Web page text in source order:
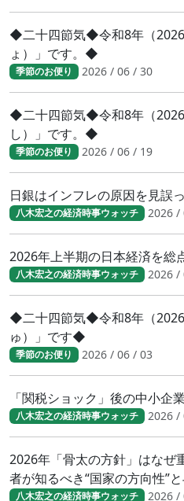
◆二十四節気◆令和8年（
ょ）」です。◆
季節のお便り 2026 / 06 / 30
◆二十四節気◆令和8年（
し）」です。◆
季節のお便り 2026 / 06 / 19
日銀はインフレの原因を見誤
八木宏之の経済時事ウォッチ 2026 /
2026年上半期の日本経済を総
八木宏之の経済時事ウォッチ 2026 /
◆二十四節気◆令和8年（
ゅ）」です◆
季節のお便り 2026 / 06 / 03
「関税ショック」後の中小企
八木宏之の経済時事ウォッチ 2026 /
2026年「骨太の方針」はな
者が知るべき“国家の方向性”
八木宏之の経済時事ウォッチ 2026 /